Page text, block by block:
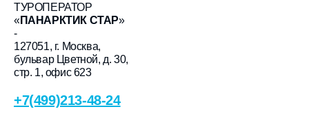
ТУРОПЕРАТОР
«ПАНАРКТИК СТАР»
-
127051, г. Москва,
бульвар Цветной, д. 30,
стр. 1, офис 623
+7(499)213-48-24